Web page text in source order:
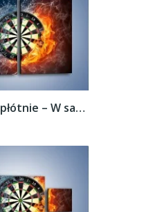
Obraz na płótnie – W sam środek tarczy –...